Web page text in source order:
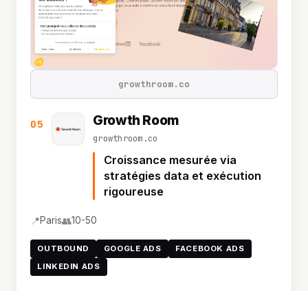
05 Growth Room
growthroom.co
Croissance mesurée via
stratégies data et exécution
rigoureuse
📍Paris👥10-50
OUTBOUND GOOGLE ADS
FACEBOOK ADS
LINKEDIN ADS
growthroom.co